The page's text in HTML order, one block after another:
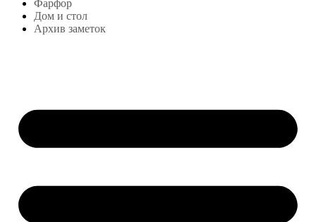
Фарфор
Дом и стол
Архив заметок